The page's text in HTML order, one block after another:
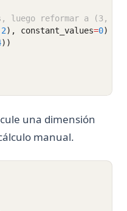
luego reformar a (3, 4)
2), constant_values=0)
))
una dimensión
manual.